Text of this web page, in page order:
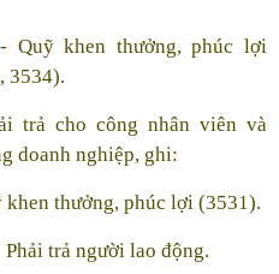
- Quỹ khen thưởng, phúc lợi
3534).
trả cho công nhân viên và
doanh nghiệp, ghi:
khen thưởng, phúc lợi (3531).
Phải trả người lao động.